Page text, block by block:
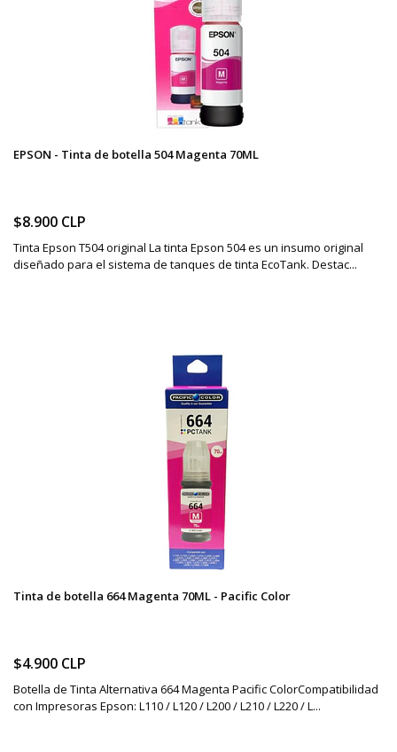
EPSON - Tinta de botella 504 Magenta 70ML
$8.900 CLP
Tinta Epson T504 original La tinta Epson 504 es un insumo original
diseñado para el sistema de tanques de tinta EcoTank. Destac...
Tinta de botella 664 Magenta 70ML - Pacific Color
$4.900 CLP
Botella de Tinta Alternativa 664 Magenta Pacific ColorCompatibilidad
con Impresoras Epson: L110 / L120 / L200 / L210 / L220 / L...